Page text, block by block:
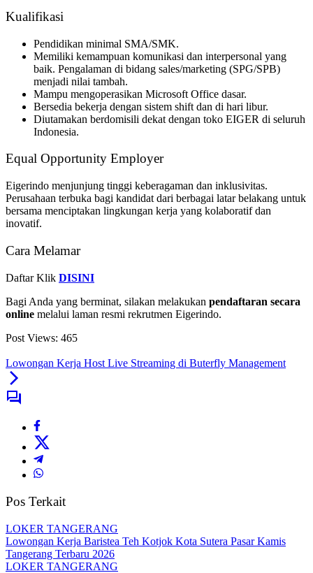
Kualifikasi
Pendidikan minimal SMA/SMK.
Memiliki kemampuan komunikasi dan interpersonal yang
baik. Pengalaman di bidang sales/marketing (SPG/SPB)
menjadi nilai tambah.
Mampu mengoperasikan Microsoft Office dasar.
Bersedia bekerja dengan sistem shift dan di hari libur.
Diutamakan berdomisili dekat dengan toko EIGER di seluruh
Indonesia.
Equal Opportunity Employer
Eigerindo menjunjung tinggi keberagaman dan inklusivitas.
Perusahaan terbuka bagi kandidat dari berbagai latar belakang untuk
bersama menciptakan lingkungan kerja yang kolaboratif dan
inovatif.
Cara Melamar
Daftar Klik DISINI
Bagi Anda yang berminat, silakan melakukan pendaftaran secara
online melalui laman resmi rekrutmen Eigerindo.
Post Views: 465
Lowongan Kerja Host Live Streaming di Buterfly Management
Pos Terkait
LOKER TANGERANG
Lowongan Kerja Baristea Teh Kotjok Kota Sutera Pasar Kamis
Tangerang Terbaru 2026
LOKER TANGERANG